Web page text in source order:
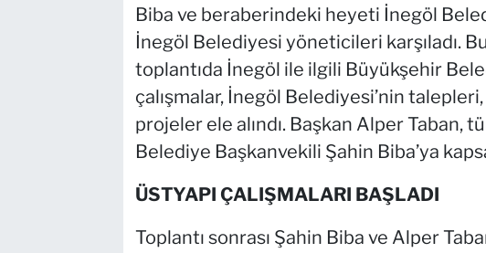
Biba ve beraberindeki heyeti İnegöl
İnegöl Belediyesi yöneticileri karşıladı.
toplantıda İnegöl ile ilgili Büyükşehir
çalışmalar, İnegöl Belediyesi’nin
projeler ele alındı. Başkan Alper Taban,
Belediye Başkanvekili Şahin Biba’ya
ÜSTYAPI ÇALIŞMALARI BAŞLADI
Toplantı sonrası Şahin Biba ve Alper